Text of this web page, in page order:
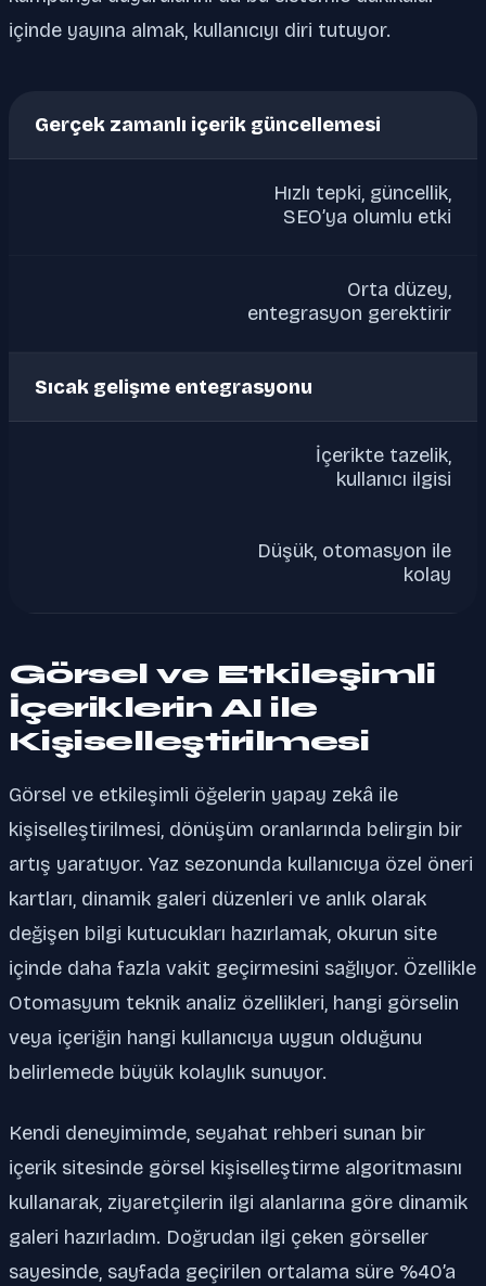
içinde yayına almak, kullanıcıyı diri tutuyor.
Gerçek zamanlı içerik güncellemesi
Hızlı tepki, güncellik,
SEO’ya olumlu etki
Orta düzey,
entegrasyon gerektirir
Sıcak gelişme entegrasyonu
İçerikte tazelik,
kullanıcı ilgisi
Düşük, otomasyon ile
kolay
Görsel ve Etkileşimli
İçeriklerin AI ile
Kişiselleştirilmesi
Görsel ve etkileşimli öğelerin yapay zekâ ile
kişiselleştirilmesi, dönüşüm oranlarında belirgin bir
artış yaratıyor. Yaz sezonunda kullanıcıya özel öneri
kartları, dinamik galeri düzenleri ve anlık olarak
değişen bilgi kutucukları hazırlamak, okurun site
içinde daha fazla vakit geçirmesini sağlıyor. Özellikle
Otomasyum teknik analiz özellikleri, hangi görselin
veya içeriğin hangi kullanıcıya uygun olduğunu
belirlemede büyük kolaylık sunuyor.
Kendi deneyimimde, seyahat rehberi sunan bir
içerik sitesinde görsel kişiselleştirme algoritmasını
kullanarak, ziyaretçilerin ilgi alanlarına göre dinamik
galeri hazırladım. Doğrudan ilgi çeken görseller
sayesinde, sayfada geçirilen ortalama süre %40’a